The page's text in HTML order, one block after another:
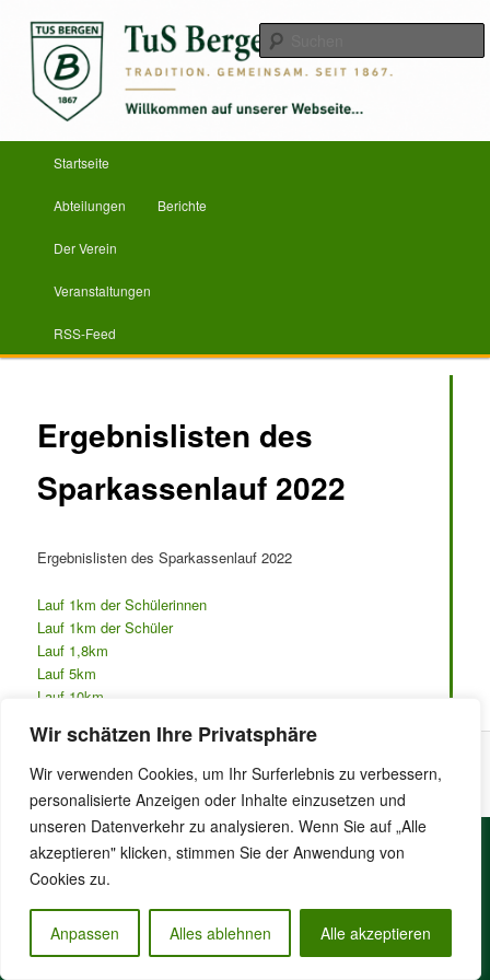
Wir schätzen Ihre Privatsphäre
Wir verwenden Cookies, um Ihr Surferlebnis zu verbessern,
personalisierte Anzeigen oder Inhalte einzusetzen und
unseren Datenverkehr zu analysieren. Wenn Sie auf „Alle
akzeptieren" klicken, stimmen Sie der Anwendung von
Cookies zu.
Anpassen Alles ablehnen Alle akzeptieren
primären
Inhalt
springenTuS Bergen von 1867 e.V.
Startseite
Abteilungen Berichte
Der Verein
Veranstaltungen
RSS-Feed
Ergebnislisten des
Sparkassenlauf 2022
Ergebnislisten des Sparkassenlauf 2022
Lauf 1km der Schülerinnen
Lauf 1km der Schüler
Lauf 1,8km
Lauf 5km
Lauf 10km
Stolz präsentiert von WordPress